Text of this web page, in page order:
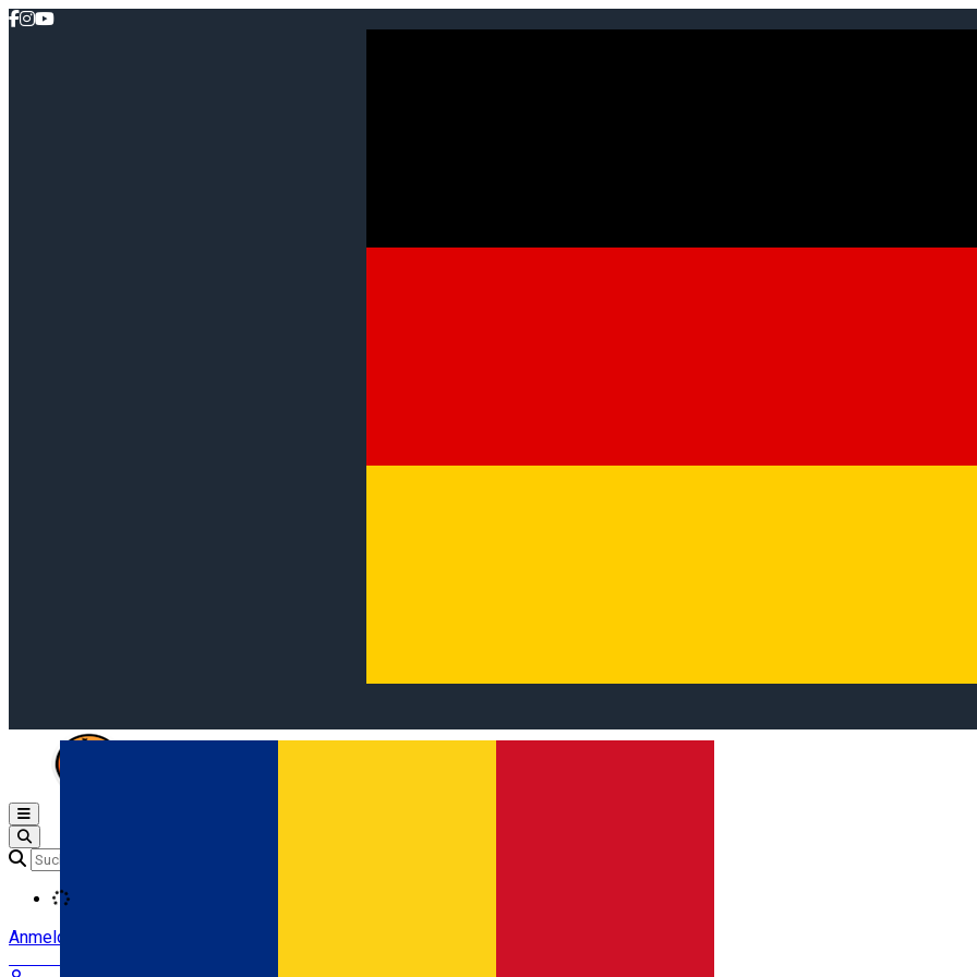
Open main menu
Anmeldung